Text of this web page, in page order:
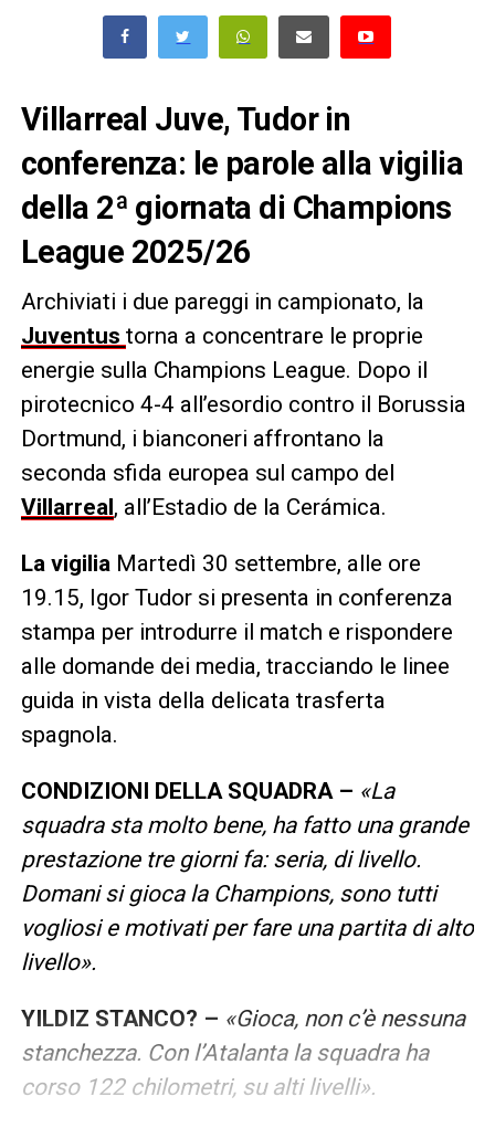
Villarreal Juve, Tudor in
conferenza: le parole alla vigilia
della 2ª giornata di Champions
League 2025/26
Archiviati i due pareggi in campionato, la
Juventus torna a concentrare le proprie
energie sulla Champions League. Dopo il
pirotecnico 4-4 all’esordio contro il Borussia
Dortmund, i bianconeri affrontano la
seconda sfida europea sul campo del
Villarreal, all’Estadio de la Cerámica.
La vigilia Martedì 30 settembre, alle ore
19.15, Igor Tudor si presenta in conferenza
stampa per introdurre il match e rispondere
alle domande dei media, tracciando le linee
guida in vista della delicata trasferta
spagnola.
CONDIZIONI DELLA SQUADRA – «La
squadra sta molto bene, ha fatto una grande
prestazione tre giorni fa: seria, di livello.
Domani si gioca la Champions, sono tutti
vogliosi e motivati per fare una partita di alto
livello».
YILDIZ STANCO? – «Gioca, non c’è nessuna
stanchezza. Con l’Atalanta la squadra ha
corso 122 chilometri, su alti livelli».